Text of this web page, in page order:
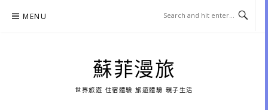
MENU
蘇菲漫旅
世界旅遊 住宿體驗 旅遊體驗 親子生活